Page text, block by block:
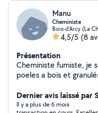
Manu
Cheministe
Bois-d'Arcy (La
4,5/5 (8
Présentation
Cheministe fumiste, je
poeles a bois et
Dernier avis laissé par
Il y a plus de 6 mois